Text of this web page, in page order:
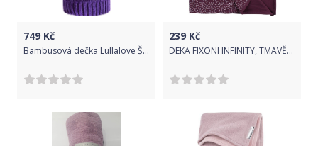
749 Kč
Bambusová dečka Lullalove Švestka 2021
239 Kč
DEKA FIXONI INFINITY, TMAVĚ FIALOVÁ SE SRDÍČKY, BAVLNA